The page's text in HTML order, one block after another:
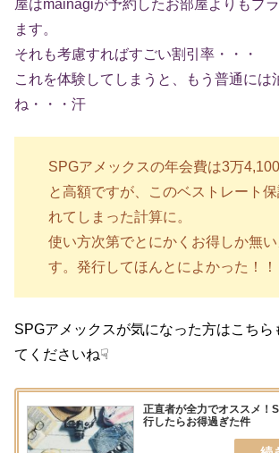
屋はmainagiが予約したお部屋よりもプ
ます。
それも考慮すればすごい割引率・・・
これを体験してしまうと、もう普通には
ね・・・汗
SPGアメックスの年会費は3万4,100
と高額ですが、このベストレート
れてしまった計算に。
使い方次第でとにかくお得しか無
す。発行してほんとによかった！！
SPGアメックスが気になった方はこちら
てくださいね☟
正直者が全力でオススメ！
行したらお得過ぎた件